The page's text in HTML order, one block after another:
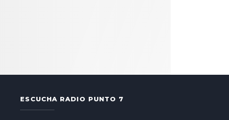
ESCUCHA RADIO PUNTO 7